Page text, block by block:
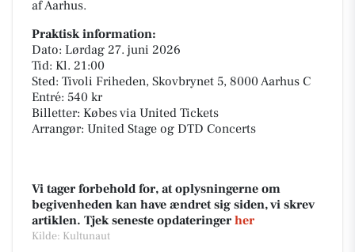
af Aarhus.
Praktisk information:
Dato: Lørdag 27. juni 2026
Tid: Kl. 21:00
Sted: Tivoli Friheden, Skovbrynet 5, 8000 Aarhus C
Entré: 540 kr
Billetter: Købes via United Tickets
Arrangør: United Stage og DTD Concerts
Vi tager forbehold for, at oplysningerne om
begivenheden kan have ændret sig siden, vi skrev
artiklen. Tjek seneste opdateringer her
Kilde: Kultunaut